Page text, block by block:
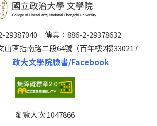
29387040 傳真：886-2-29378632
山區指南路二段64號（百年樓2樓330217
政大文學院臉書/Facebook
瀏覽人次:1047866